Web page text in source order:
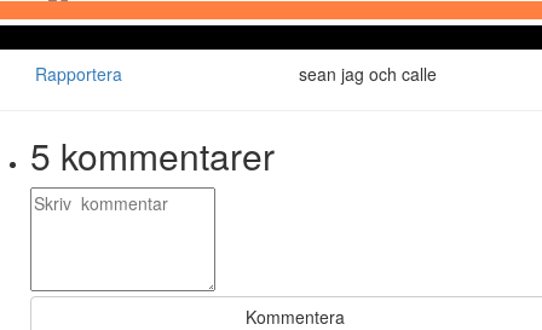
Rapportera sean jag och calle
5 kommentarer
Kommentera